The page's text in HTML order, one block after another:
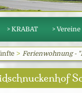
> KRABAT >
> Ferienwohnung -